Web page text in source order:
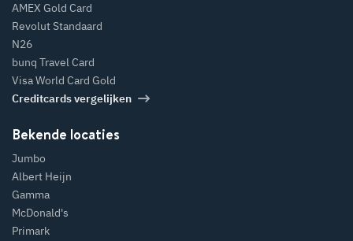
AMEX Gold Card
Revolut Standaard
N26
bunq Travel Card
Visa World Card Gold
Creditcards vergelijken
Bekende locaties
Jumbo
Albert Heijn
Gamma
McDonald's
Primark